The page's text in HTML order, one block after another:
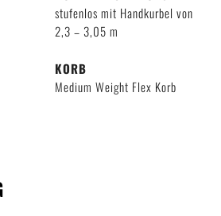
stufenlos mit Handkurbel von
2,3 – 3,05 m
KORB
Medium Weight Flex Korb